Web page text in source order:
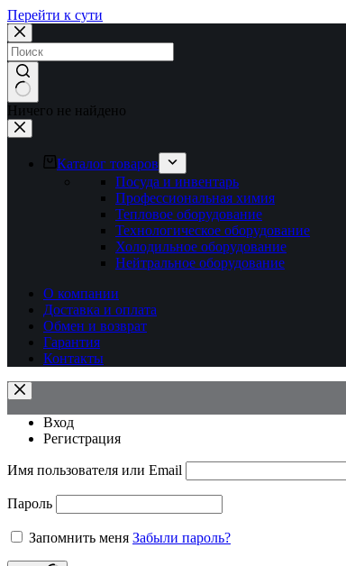
Перейти к сути
Ничего не найдено
Каталог товаров
Посуда и инвентарь
Профессиональная химия
Тепловое оборудование
Технологическое оборудование
Холодильное оборудование
Нейтральное оборудование
О компании
Доставка и оплата
Обмен и возврат
Гарантия
Контакты
Вход
Регистрация
Имя пользователя или Email
Пароль
Запомнить меня Забыли пароль?